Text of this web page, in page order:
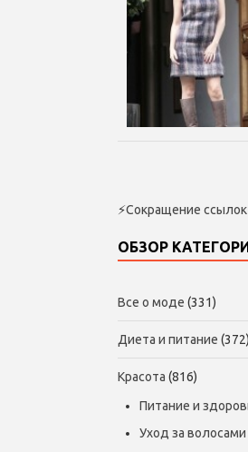
⚡Сокращение ссылок
ОБЗОР
Все о моде (331)
Диета и питание (372)
Красота (816)
Питание и
Уход за волосами